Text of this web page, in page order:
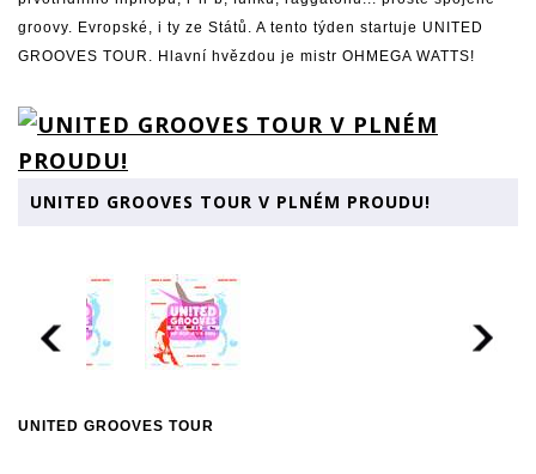
groovy. Evropské, i ty ze Států. A tento týden startuje UNITED
GROOVES TOUR. Hlavní hvězdou je mistr OHMEGA WATTS!
UNITED GROOVES TOUR V PLNÉM PROUDU!
UNITED GROOVES TOUR